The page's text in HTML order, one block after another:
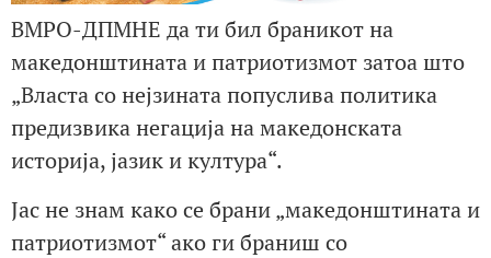
ВМРО-ДПМНЕ да ти бил браникот на
македонштината и патриотизмот затоа што
„Власта со нејзината попуслива политика
предизвика негација на македонската
историја, јазик и култура“.
Јас не знам како се брани „македонштината и
патриотизмот“ ако ги браниш со